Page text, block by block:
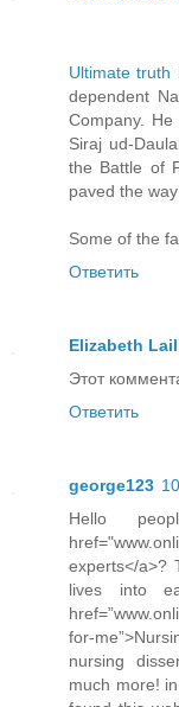
Ultimate truth
dependent
Company.
Siraj ud-
the Battle of
paved the
Some of the
Ответить
Elizabeth Lail
Этот
Ответить
george123
Hello
experts</a>?
lives into
for-
nursing
much more!